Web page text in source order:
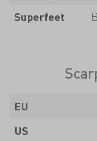
Superfeet
B
EU
US